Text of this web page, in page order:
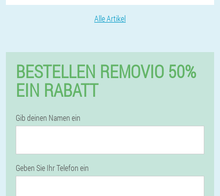
Alle Artikel
BESTELLEN REMOVIO 50%
EIN RABATT
Gib deinen Namen ein
Geben Sie Ihr Telefon ein